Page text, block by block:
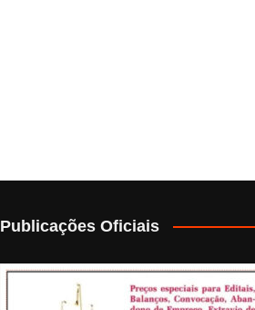
Publicações Oficiais